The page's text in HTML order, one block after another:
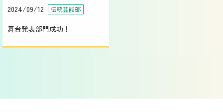
2024/09/12 伝統芸能部
舞台発表部門成功！